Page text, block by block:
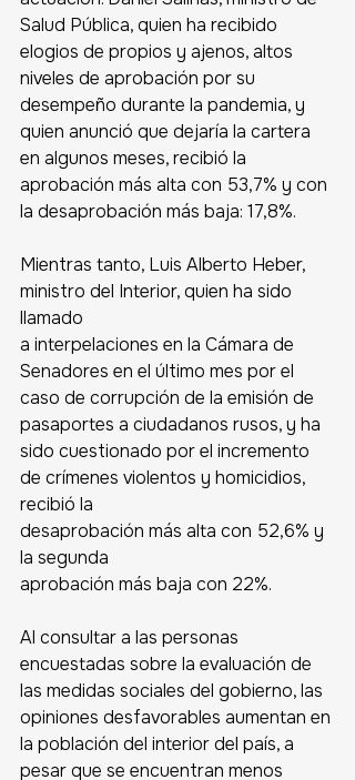
Salud Pública, quien ha recibido
elogios de propios y ajenos, altos
niveles de aprobación por su
desempeño durante la pandemia, y
quien anunció que dejaría la cartera
en algunos meses, recibió la
aprobación más alta con 53,7% y con
la desaprobación más baja: 17,8%.
Mientras tanto, Luis Alberto Heber,
ministro del Interior, quien ha sido
llamado
a interpelaciones en la Cámara de
Senadores en el último mes por el
caso de corrupción de la emisión de
pasaportes a ciudadanos rusos, y ha
sido cuestionado por el incremento
de crímenes violentos y homicidios,
recibió la
desaprobación más alta con 52,6% y
la segunda
aprobación más baja con 22%.
Al consultar a las personas
encuestadas sobre la evaluación de
las medidas sociales del gobierno, las
opiniones desfavorables aumentan en
la población del interior del país, a
pesar que se encuentran menos